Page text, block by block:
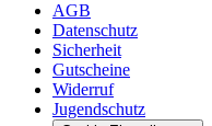
AGB
Datenschutz
Sicherheit
Gutscheine
Widerruf
Jugendschutz